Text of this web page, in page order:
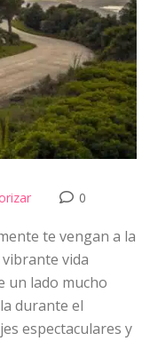
0
te vengan a la
vida
un lado mucho
durante el
espectaculares y